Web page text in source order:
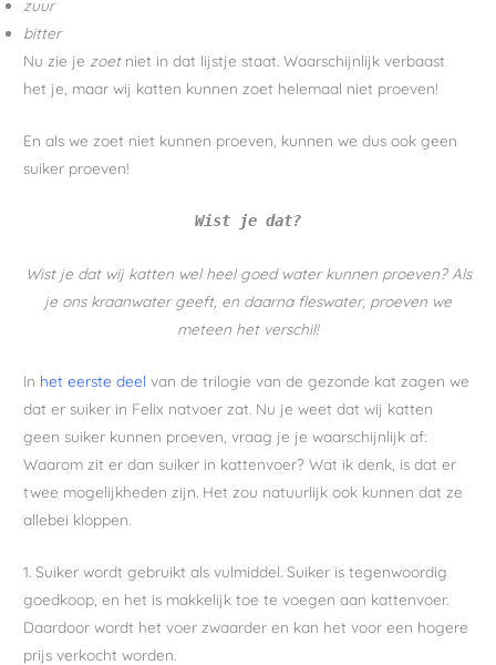
zuur
bitter
Nu zie je zoetniet in dat lijstje staat. Waarschijnlijk verbaast
het je, maar wij katten kunnen zoet helemaal niet proeven!
En als we zoet niet kunnen proeven, kunnen we dus ook geen
suiker proeven!
Wist je dat?
Wist je dat wij katten wel heel goed water kunnen proeven? Als
je ons kraanwater geeft, en daarna fleswater, proeven we
meteen het verschil!
In het eerste deel van de trilogie van de gezonde kat zagen we
dat er suiker in Felix natvoer zat. Nu je weet dat wij katten
geen suiker kunnen proeven, vraag je je waarschijnlijk af:
Waarom zit er dan suiker in kattenvoer? Wat ik denk, is dat er
twee mogelijkheden zijn. Het zou natuurlijk ook kunnen dat ze
allebei kloppen.
1. Suiker wordt gebruikt als vulmiddel. Suiker is tegenwoordig
goedkoop, en het is makkelijk toe te voegen aan kattenvoer.
Daardoor wordt het voer zwaarder en kan het voor een hogere
prijs verkocht worden.